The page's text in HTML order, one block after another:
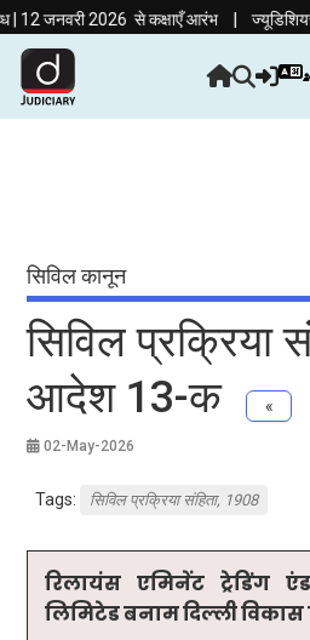
2026 से कक्षाएँ आरंभ|ज्यूडिशियरी की
सिविल कानून
सिविल प्रक्रिया
आदेश 13-क
«
02-May-2026
Tags: सिविल प्रक्रिया संहिता, 1908
रिलायंस एमिनेंट ट्रेडिंग
लिमिटेड बनाम दिल्ली विकास